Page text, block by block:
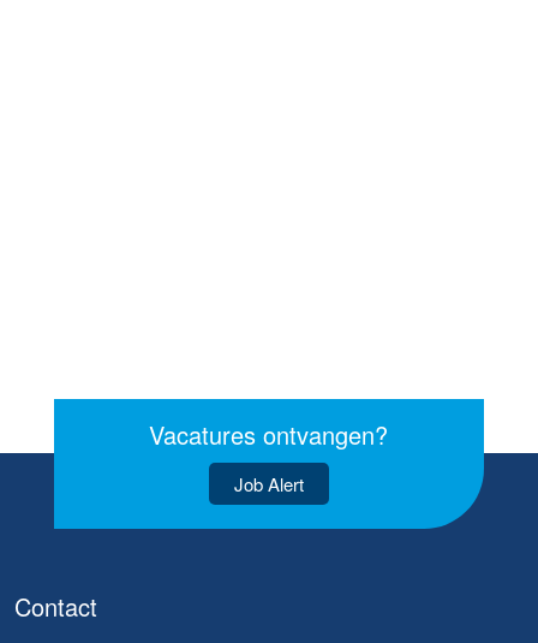
Vacatures ontvangen?
Job Alert
Contact